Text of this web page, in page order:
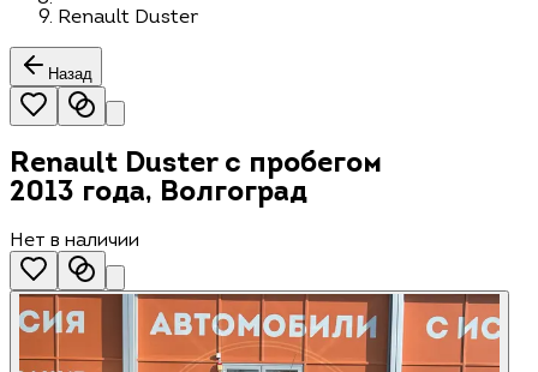
Renault Duster
Назад
Renault Duster с пробегом
2013 года, Волгоград
Нет в наличии